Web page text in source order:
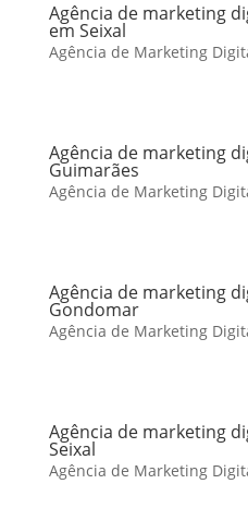
Agência de marketing
em Seixal
Agência de Marketing
Agência de marketing
Guimarães
Agência de Marketing
Agência de marketing
Gondomar
Agência de Marketing
Agência de marketing
Seixal
Agência de Marketing